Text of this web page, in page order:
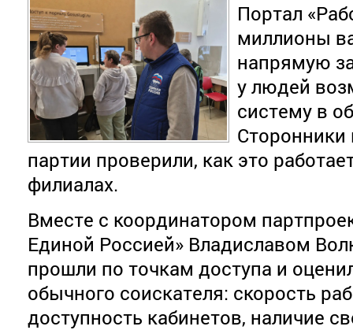
Портал
миллионы
напрямую
у людей
систему в
Сторонники
партии проверили, как это
филиалах.
Вместе с координатором
Единой Россией» Владиславом
прошли по точкам доступа и
обычного соискателя: скорость
доступность кабинетов, наличие